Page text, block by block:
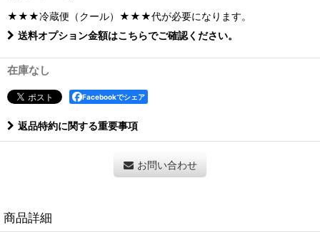
★★★冷蔵便（クール）★★★代が必要になります。
送料オプション金額はこちらでご確認ください。
在庫なし
Facebookでシェア
返品特約に関する重要事項
お問い合わせ
商品詳細